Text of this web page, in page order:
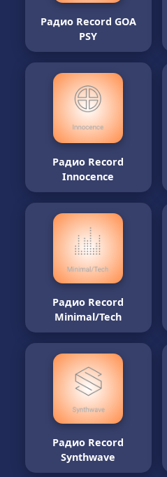
Радио Record GOA
PSY
Радио Record
Innocence
Радио Record
Minimal/Tech
Радио Record
Synthwave